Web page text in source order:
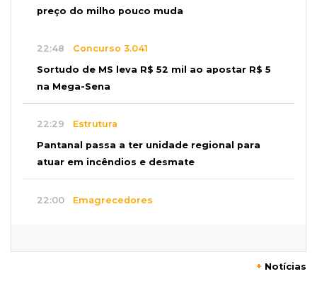
preço do milho pouco muda
22:48 Concurso 3.041
Sortudo de MS leva R$ 52 mil ao apostar R$ 5
na Mega-Sena
22:29 Estrutura
Pantanal passa a ter unidade regional para
atuar em incêndios e desmate
22:00 Emagrecedores
+ Notícias